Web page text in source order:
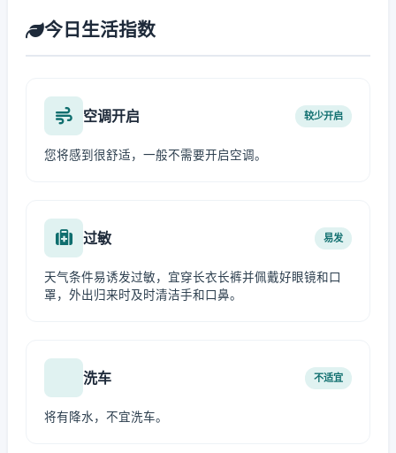
今日生活指数
空调开启 较少开启
您将感到很舒适，一般不需要开启空调。
过敏 易发
天气条件易诱发过敏，宜穿长衣长裤并佩戴好眼镜和口
罩，外出归来时及时清洁手和口鼻。
洗车 不适宜
将有降水，不宜洗车。